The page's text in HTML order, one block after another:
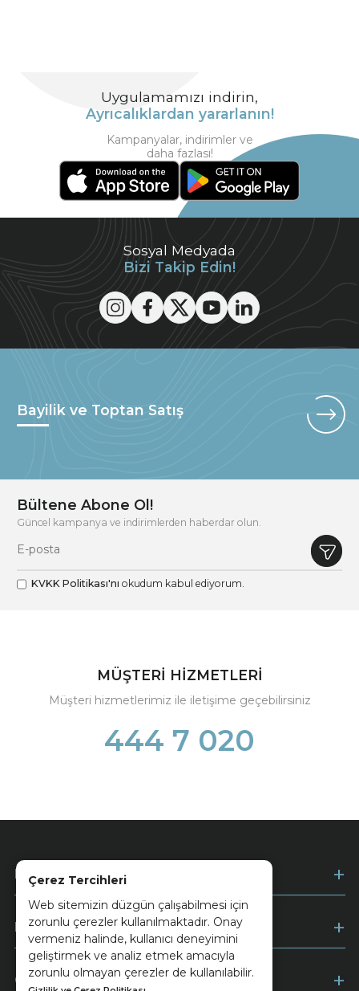
Çerez Tercihleri
Web sitemizin düzgün çalışabilmesi için
zorunlu çerezler kullanılmaktadır. Onay
vermeniz halinde, kullanıcı deneyimini
geliştirmek ve analiz etmek amacıyla
zorunlu olmayan çerezler de kullanılabilir.
Sosyal Medyada
Bizi Takip Edin!
Uygulamamızı indirin,
Ayrıcalıklardan yararlanın!
Kampanyalar, indirimler ve
daha fazlası!
Bayilik ve Toptan Satış
Bültene Abone Ol!
Güncel kampanya ve indirimlerden haberdar olun.
KVKK Politikası'nı okudum kabul ediyorum.
MÜŞTERİ HİZMETLERİ
Müşteri hizmetlerimiz ile iletişime geçebilirsiniz
444 7 020
Kurumsal
Müşteri Hizmetleri
Ödeme